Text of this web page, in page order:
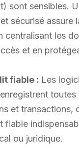
sont sensibles.
sécurisé assure
centralisant les
et en
fiable : Les
toutes
et transactions,
fiable
ou juridique.